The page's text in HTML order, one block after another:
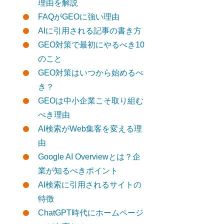
理由を解説
FAQがGEOに強い理由
AIに引用される記事の書き方
GEO対策で最初にやるべき10
のこと
GEO対策はいつから始めるべ
き？
GEOは中小企業こそ取り組む
べき理由
AI検索がWeb集客を変える理
由
Google AI Overviewとは？企
業が知るべきポイント
AI検索に引用されるサイトの
特徴
ChatGPT時代にホームページ